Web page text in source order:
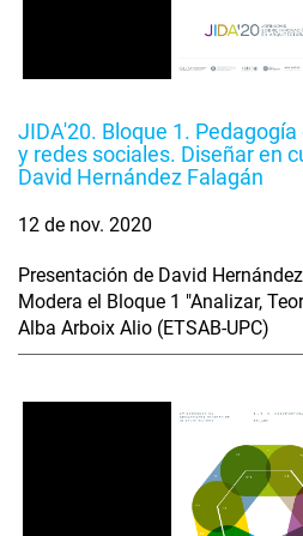
JIDA'20. Bloque 1.
y redes sociales. Diseñar en
David Hernández Falagán
12 de nov. 2020
Presentación de David
Modera el Bloque 1 "Analizar,
Alba Arboix Alio (ETSAB-UPC)